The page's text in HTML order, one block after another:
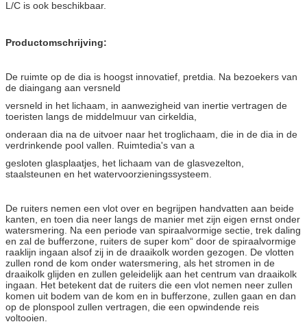
L/C is ook beschikbaar.
Productomschrijving:
De ruimte op de dia is hoogst innovatief, pretdia. Na bezoekers van
de diaingang aan versneld
versneld in het lichaam, in aanwezigheid van inertie vertragen de
toeristen langs de middelmuur van cirkeldia,
onderaan dia na de uitvoer naar het troglichaam, die in de dia in de
verdrinkende pool vallen. Ruimtedia's van a
gesloten glasplaatjes, het lichaam van de glasvezelton,
staalsteunen en het watervoorzieningssysteem.
De ruiters nemen een vlot over en begrijpen handvatten aan beide
kanten, en toen dia neer langs de manier met zijn eigen ernst onder
watersmering. Na een periode van spiraalvormige sectie, trek daling
en zal de bufferzone, ruiters de super kom“ door de spiraalvormige
raaklijn ingaan alsof zij in de draaikolk worden gezogen. De vlotten
zullen rond de kom onder watersmering, als het stromen in de
draaikolk glijden en zullen geleidelijk aan het centrum van draaikolk
ingaan. Het betekent dat de ruiters die een vlot nemen neer zullen
komen uit bodem van de kom en in bufferzone, zullen gaan en dan
op de plonspool zullen vertragen, die een opwindende reis
voltooien.